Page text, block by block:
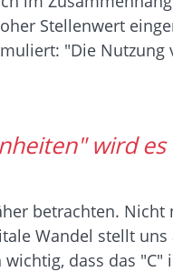
Stellenwert
"Die
wird
betrachten.
Wandel stellt
dass das